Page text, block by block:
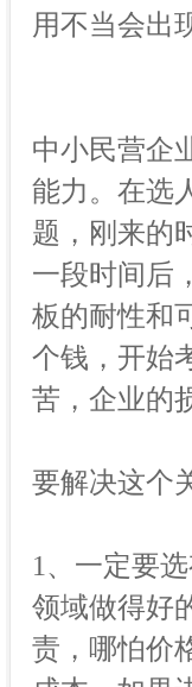
用不当会出
中小民营企
能力。在选
题，刚来的
一段时间后
板的耐性和
个钱，开始
苦，企业的
要解决这个
1、一定要
领域做得好
责，哪怕价